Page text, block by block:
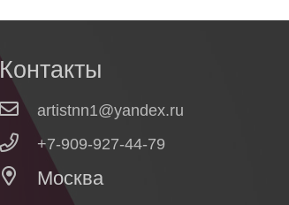
Контакты
artistnn1@yandex.ru
+7-909-927-44-79
Москва